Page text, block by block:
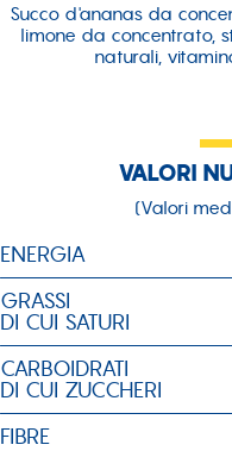
Succo d'ananas da
limone da concentrato,
naturali,
VALORI
(Valori
ENERGIA
GRASSI
DI CUI SATURI
CARBOIDRATI
DI CUI ZUCCHERI
FIBRE